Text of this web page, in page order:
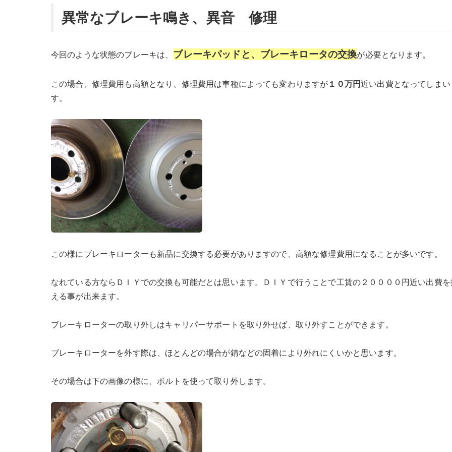
異常なブレーキ鳴き、異音 修理
今回のような状態のブレーキは、 ブレーキパッドと、ブレーキロータの交換が必要となります。
この場合、修理費用も高額となり、修理費用は車種によっても変わりますが １０万円近い出費となってしま
す。
この様にブレーキローターも新品に交換する必要がありますので、高額な修理費用になることが多いです。
なれている方ならＤＩＹでの交換も可能だとは思います。ＤＩＹで行うことで工賃の２００００円近い出費
える事が出来ます。
ブレーキローターの取り外しはキャリパーサポートを取り外せば、取り外すことができます。
ブレーキローターを外す際は、ほとんどの場合が錆などの固着により外れにくいかと思います。
その場合は下の画像の様に、ボルトを使って取り外します。